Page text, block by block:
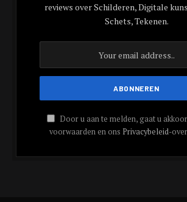
reviews over Schilderen, Digitale
Schets, Tekenen.
Door u aan te melden, gaat u
voorwaarden en ons Privacybeleid-